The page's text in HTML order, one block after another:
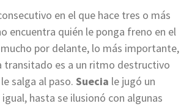
en el que hace tres o más
encuentra quién le ponga freno en el
por delante, lo más importante,
transitado es a un ritmo destructivo
salga al paso. Suecia le jugó un
hasta se ilusionó con algunas